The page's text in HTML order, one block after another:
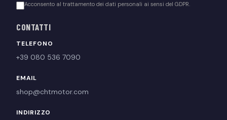
Acconsento al trattamento dei dati personali ai sensi del GDPR.
CONTATTI
TELEFONO
+39 080 536 7090
EMAIL
shop@chtmotor.com
INDIRIZZO